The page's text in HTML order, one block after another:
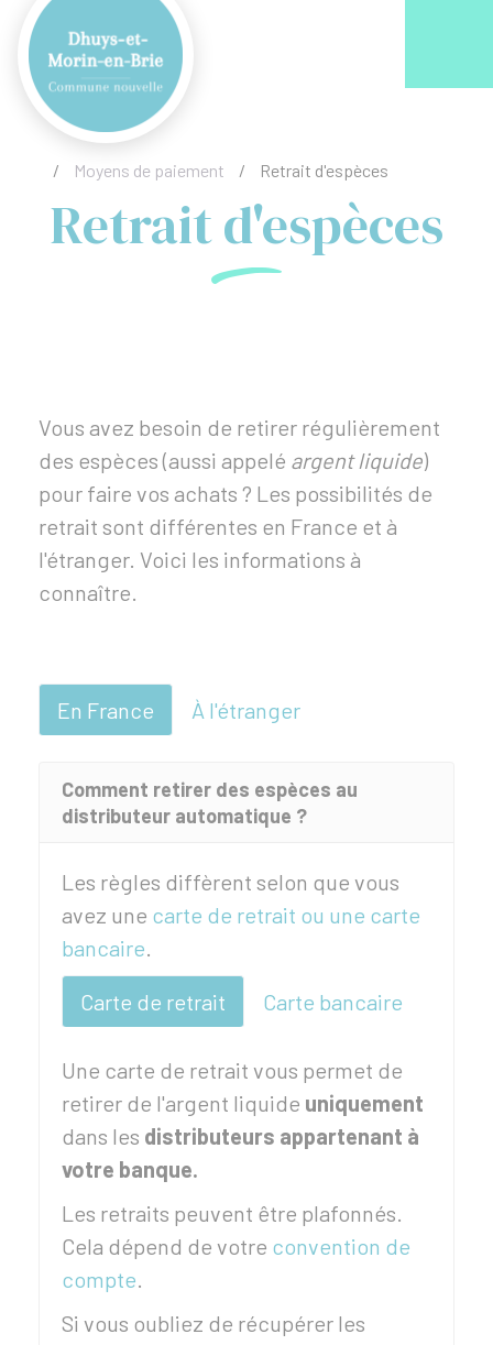
/ Moyens de paiement / Retrait d'espèces
Retrait d'espèces
Vous avez besoin de retirer régulièrement
des espèces (aussi appelé argent liquide)
pour faire vos achats ? Les possibilités de
retrait sont différentes en France et à
l'étranger. Voici les informations à
connaître.
En France À l'étranger
Comment retirer des espèces au
distributeur automatique ?
Les règles diffèrent selon que vous
avez une carte de retrait ou une carte
bancaire.
Carte de retrait Carte bancaire
Une carte de retrait vous permet de
retirer de l'argent liquide uniquement
dans les distributeurs appartenant à
votre banque.
Les retraits peuvent être plafonnés.
Cela dépend de votre convention de
compte.
Si vous oubliez de récupérer les